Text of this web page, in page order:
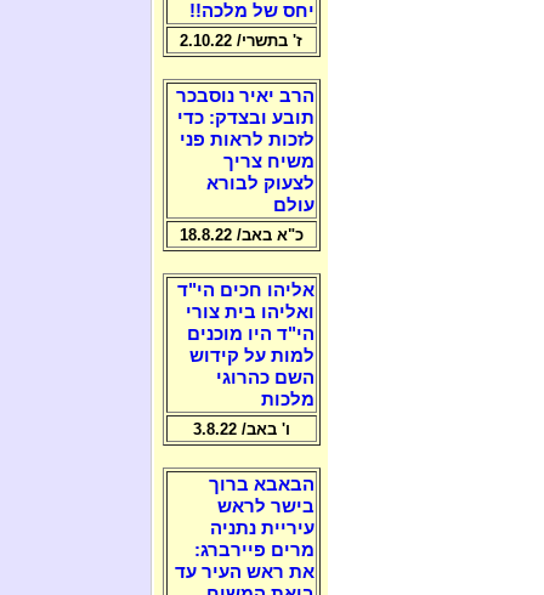
יחס של מלכה!!
ז' בתשרי/ 2.10.22
הרב יאיר נוסבכר
תובע ובצדק: כדי
לזכות לראות פני
משיח צריך
לצעוק לבורא
עולם
כ"א באב/ 18.8.22
אליהו חכים הי"ד
ואליהו בית צורי
הי"ד היו מוכנים
למות על קידוש
השם כהרוגי
מלכות
ו' באב/ 3.8.22
הבאבא ברוך
בישר לראש
עיריית נתניה
מרים פיירברג:
את ראש העיר עד